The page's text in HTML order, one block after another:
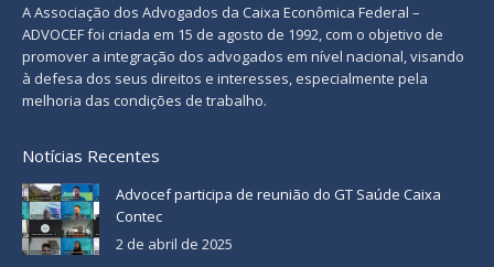
A Associação dos Advogados da Caixa Econômica Federal –
ADVOCEF foi criada em 15 de agosto de 1992, com o objetivo de
promover a integração dos advogados em nível nacional, visando
à defesa dos seus direitos e interesses, especialmente pela
melhoria das condições de trabalho.
Notícias Recentes
Advocef participa de reunião do GT Saúde Caixa
Contec
2 de abril de 2025